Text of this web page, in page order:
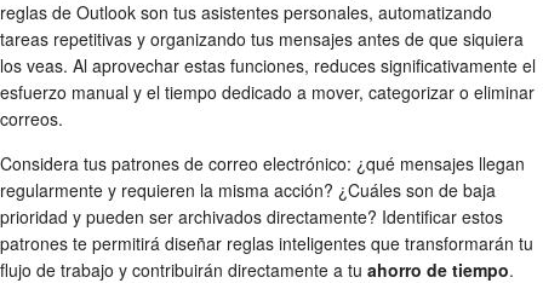
reglas de Outlook son tus asistentes personales, automatizando
tareas repetitivas y organizando tus mensajes antes de que siquiera
los veas. Al aprovechar estas funciones, reduces significativamente el
esfuerzo manual y el tiempo dedicado a mover, categorizar o eliminar
correos.
Considera tus patrones de correo electrónico: ¿qué mensajes llegan
regularmente y requieren la misma acción? ¿Cuáles son de baja
prioridad y pueden ser archivados directamente? Identificar estos
patrones te permitirá diseñar reglas inteligentes que transformarán tu
flujo de trabajo y contribuirán directamente a tu ahorro de tiempo.